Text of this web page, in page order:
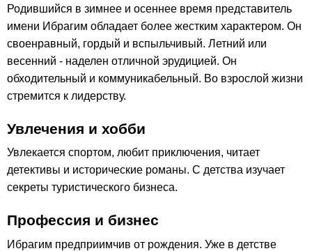
Родившийся в зимнее и осеннее время представитель
имени Ибрагим обладает более жестким характером. Он
своенравный, гордый и вспыльчивый. Летний или
весенний - наделен отличной эрудицией. Он
обходительный и коммуникабельный. Во взрослой жизни
стремится к лидерству.
Увлечения и хобби
Увлекается спортом, любит приключения, читает
детективы и исторические романы. С детства изучает
секреты туристического бизнеса.
Профессия и бизнес
Ибрагим предприимчив от рождения. Уже в детстве